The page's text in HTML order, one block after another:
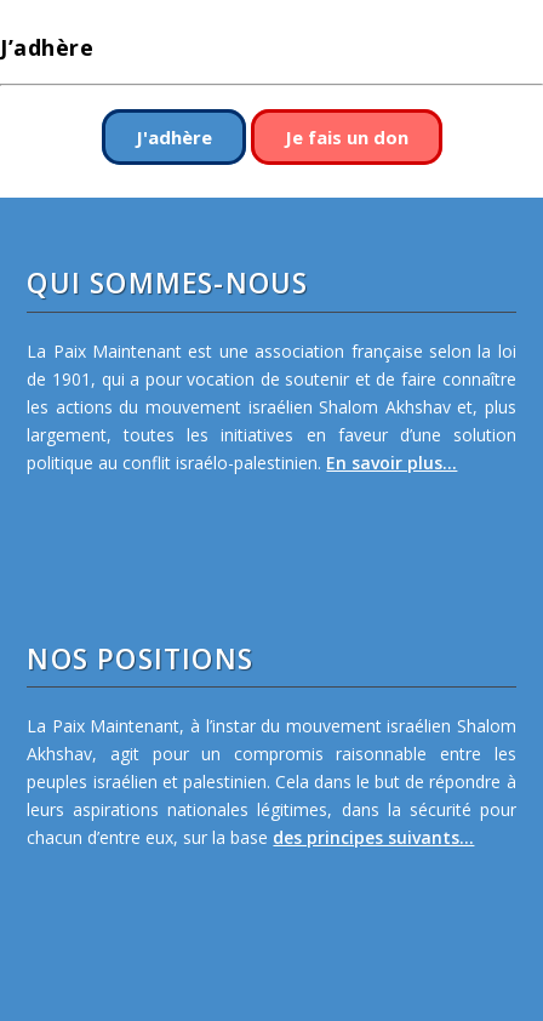
J’adhère
J'adhère Je fais un don
QUI SOMMES-NOUS
La Paix Maintenant est une association française selon la loi
de 1901, qui a pour vocation de soutenir et de faire connaître
les actions du mouvement israélien Shalom Akhshav et, plus
largement, toutes les initiatives en faveur d’une solution
politique au conflit israélo-palestinien. En savoir plus...
NOS POSITIONS
La Paix Maintenant, à l’instar du mouvement israélien Shalom
Akhshav, agit pour un compromis raisonnable entre les
peuples israélien et palestinien. Cela dans le but de répondre à
leurs aspirations nationales légitimes, dans la sécurité pour
chacun d’entre eux, sur la base des principes suivants...